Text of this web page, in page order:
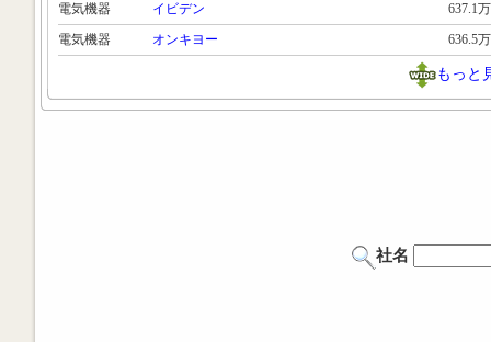
電気機器
イビデン
637.1万
電気機器
オンキヨー 636.5万
もっと
社名